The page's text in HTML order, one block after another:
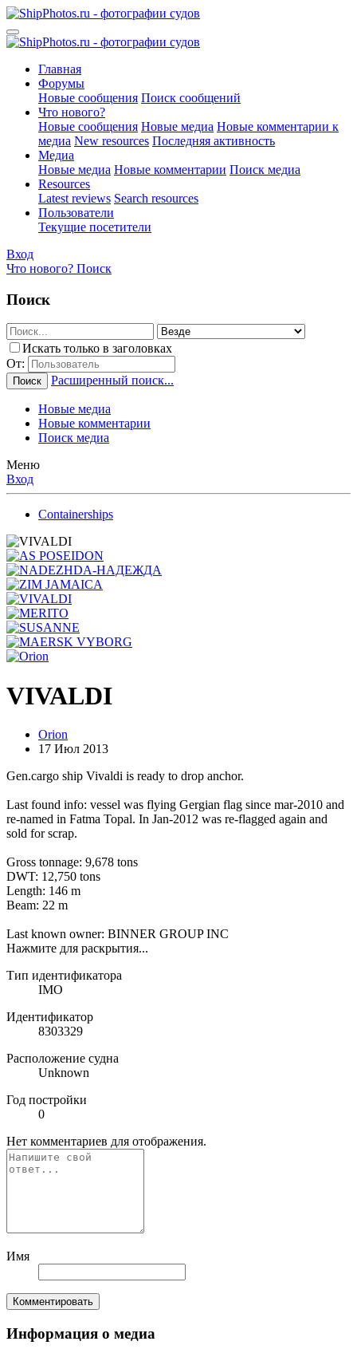
Главная
Форумы
Новые сообщения Поиск сообщений
Что нового?
Новые сообщения Новые медиа Новые комментарии к
медиа New resources Последняя активность
Медиа
Новые медиа Новые комментарии Поиск медиа
Resources
Latest reviews Search resources
Пользователи
Текущие посетители
Вход
Что нового? Поиск
Поиск
Искать только в заголовках
От:
Поиск Расширенный поиск...
Новые медиа
Новые комментарии
Поиск медиа
Меню
Вход
Containerships
VIVALDI
Orion
17 Июл 2013
Gen.cargo ship Vivaldi is ready to drop anchor.
Last found info: vessel was flying Gergian flag since mar-2010 and
re-named in Fatma Topal. In Jan-2012 was re-flagged again and
sold for scrap.
Gross tonnage: 9,678 tons
DWT: 12,750 tons
Length: 146 m
Beam: 22 m
Last known owner: BINNER GROUP INC
Нажмите для раскрытия...
Тип идентификатора
IMO
Идентификатор
8303329
Расположение судна
Unknown
Год постройки
0
Нет комментариев для отображения.
Имя
Комментировать
Информация о медиа